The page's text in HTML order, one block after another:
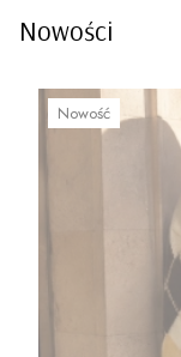
Nowości
Nowość